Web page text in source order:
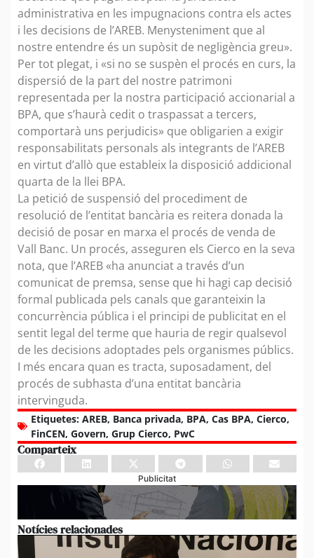
administrativa en les impugnacions contra els actes
i les decisions de l’AREB. Menysteniment que al
nostre entendre és un supòsit de negligència greu».
Per tot plegat, i «si no se suspèn el procés en curs, la
dispersió de la part del nostre patrimoni
representada per la nostra participació accionarial a
BPA, que s’haurà cedit o traspassat a tercers,
comportarà uns perjudicis» que obligarien a exigir
responsabilitats personals als integrants de l’AREB
en virtut d’allò que estableix la disposició addicional
quarta de la llei BPA.
La petició de suspensió del procediment de
resolució de l’entitat bancària es reitera donada la
decisió de posar en marxa el procés de venda de
Vall Banc. Un procés, asseguren els Cierco en la seva
nota, que l’AREB «ha anunciat a través d’un
comunicat de premsa, sense que hi hagi cap decisió
formal publicada pels canals que garanteixin la
concurrència pública i el principi de publicitat en el
sentit legal del terme que hauria de regir qualsevol
de les decisions adoptades pels organismes públics.
I més encara quan es tracta, suposadament, del
procés de subhasta d’una entitat bancària
intervinguda.
Etiquetes: AREB, Banca privada, BPA, Cas BPA, Cierco,
FinCEN, Govern, Grup Cierco, PwC
Comparteix
Publicitat
Notícies relacionades